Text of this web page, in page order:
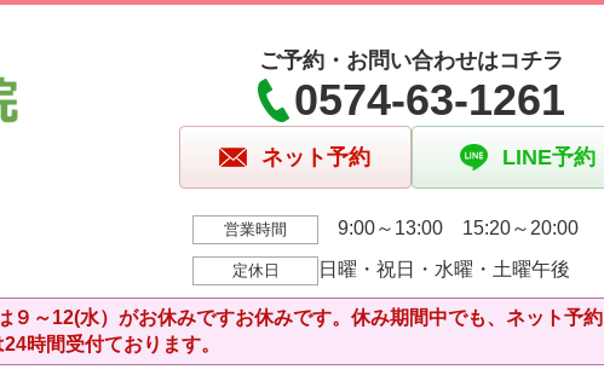
ご予約・お問い合わせはコチラ
0574-63-1261
ネット予約 LINE予約
営業時間 9:00～13:00 15:20～20:00
定休日 日曜・祝日・水曜・土曜午後
９～12(水）がお休みですお休みです。休み期間中でも、ネット予約
24時間受付ております。